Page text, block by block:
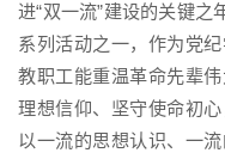
进“双一流”建设的关键之
系列活动之一，作为党
教职工能重温革命先辈
理想信仰、坚守使命初
以一流的思想认识、一